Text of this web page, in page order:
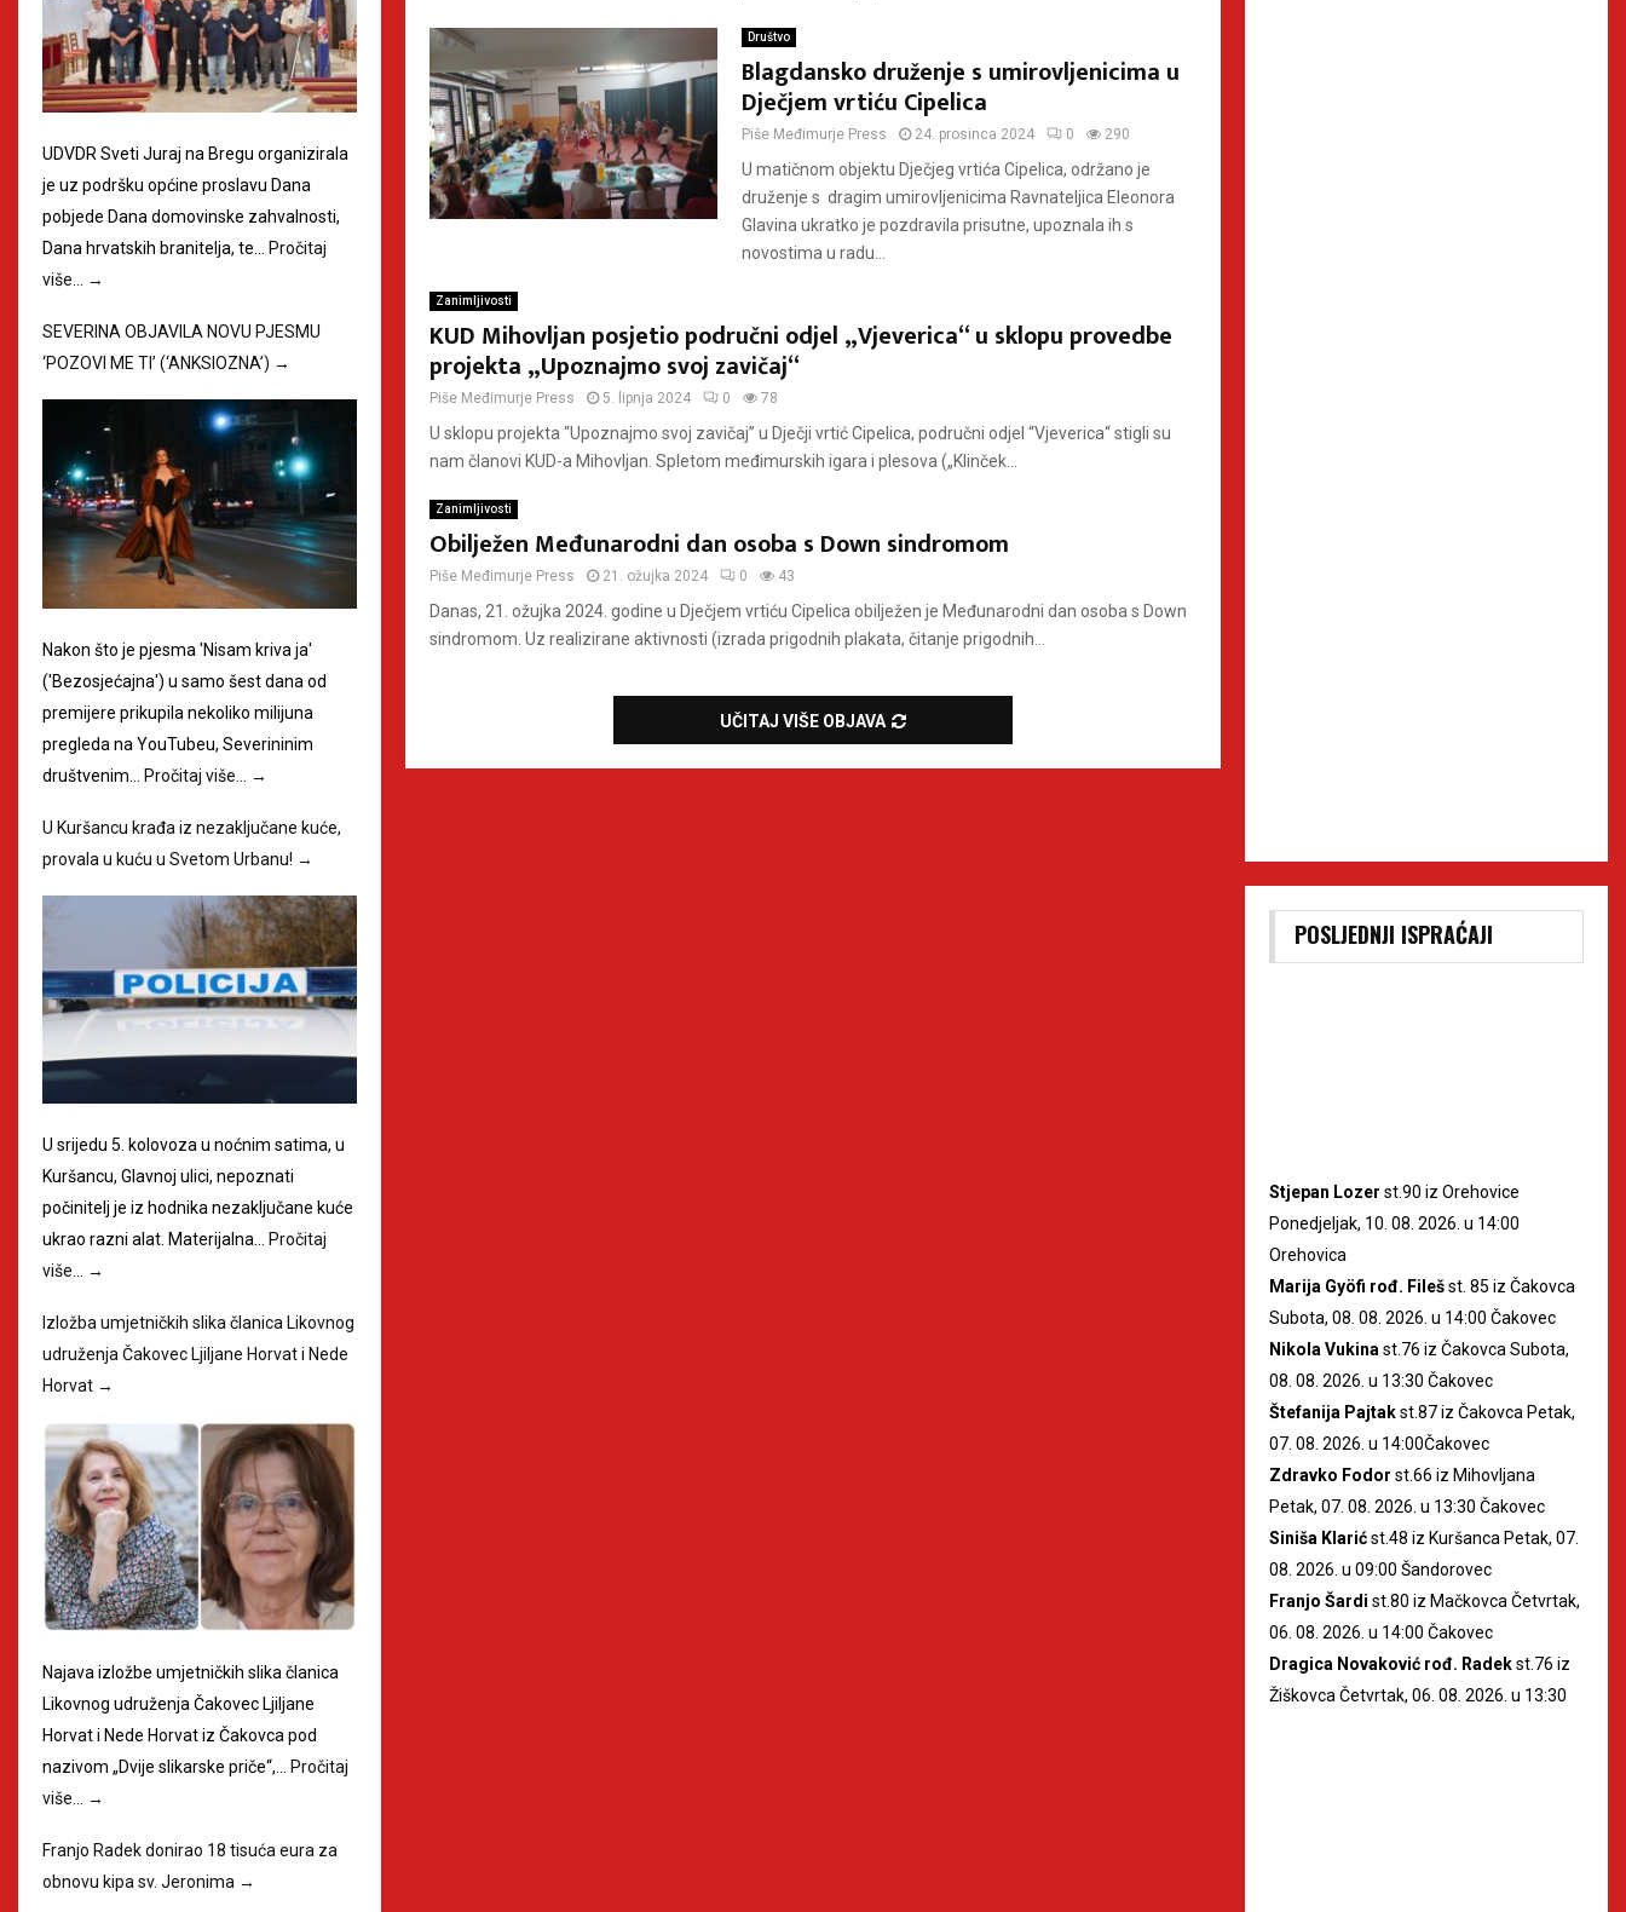
Društvo
Blagdansko druženje s umirovljenicima u
Dječjem vrtiću Cipelica
Piše Međimurje Press 24. prosinca 2024 0 290
U matičnom objektu Dječjeg vrtića Cipelica, održano je
druženje s dragim umirovljenicima Ravnateljica Eleonora
Glavina ukratko je pozdravila prisutne, upoznala ih s
novostima u radu...
Zanimljivosti
KUD Mihovljan posjetio područni odjel „Vjeverica“ u sklopu provedbe
projekta „Upoznajmo svoj zavičaj“
Piše Međimurje Press 5. lipnja 2024 0 78
U sklopu projekta “Upoznajmo svoj zavičaj” u Dječji vrtić Cipelica, područni odjel “Vjeverica“ stigli su
nam članovi KUD-a Mihovljan. Spletom međimurskih igara i plesova („Klinček...
Zanimljivosti
Obilježen Međunarodni dan osoba s Down sindromom
Piše Međimurje Press 21. ožujka 2024 0 43
Danas, 21. ožujka 2024. godine u Dječjem vrtiću Cipelica obilježen je Međunarodni dan osoba s Down
sindromom. Uz realizirane aktivnosti (izrada prigodnih plakata, čitanje prigodnih...
UČITAJ VIŠE OBJAVA
UDVDR Sveti Juraj na Bregu organizirala
je uz podršku općine proslavu Dana
pobjede Dana domovinske zahvalnosti,
Dana hrvatskih branitelja, te…
Pročitaj
više…
→
SEVERINA OBJAVILA NOVU PJESMU
‘POZOVI ME TI’ (‘ANKSIOZNA’) →
Nakon što je pjesma 'Nisam kriva ja'
('Bezosjećajna') u samo šest dana od
premijere prikupila nekoliko milijuna
pregleda na YouTubeu, Severininim
društvenim… Pročitaj više… →
U Kuršancu krađa iz nezaključane kuće,
provala u kuću u Svetom Urbanu! →
U srijedu 5. kolovoza u noćnim satima, u
Kuršancu, Glavnoj ulici, nepoznati
počinitelj je iz hodnika nezaključane kuće
ukrao razni alat. Materijalna… Pročitaj
više… →
Izložba umjetničkih slika članica Likovnog
udruženja Čakovec Ljiljane Horvat i Nede
Horvat →
Najava izložbe umjetničkih slika članica
Likovnog udruženja Čakovec Ljiljane
Horvat i Nede Horvat iz Čakovca pod
nazivom „Dvije slikarske priče“,…
Pročitaj
više…
→
Franjo Radek donirao 18 tisuća eura za
obnovu kipa sv. Jeronima →
POSLJEDNJI ISPRAĆAJI
Stjepan Lozer st.90 iz Orehovice
Ponedjeljak, 10. 08. 2026. u 14:00
Orehovica
Marija Gyöfi rođ. Filešst. 85 iz Čakovca
Subota, 08. 08. 2026. u 14:00 Čakovec
Nikola Vukina st.76 iz Čakovca Subota,
08. 08. 2026. u 13:30 Čakovec
Štefanija Pajtakst.87 iz Čakovca Petak,
07. 08. 2026. u 14:00Čakovec
Zdravko Fodor st.66 iz Mihovljana
Petak, 07. 08. 2026. u 13:30 Čakovec
Siniša Klarićst.48 iz Kuršanca Petak, 07.
08. 2026. u 09:00 Šandorovec
Franjo Šardi st.80 iz Mačkovca Četvrtak,
06. 08. 2026. u 14:00 Čakovec
Dragica Novaković rođ. Radekst.76 iz
Žiškovca Četvrtak, 06. 08. 2026. u 13:30